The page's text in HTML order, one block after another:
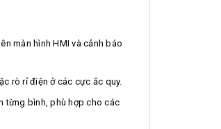
màn hình HMI và cảnh báo
rò rỉ điện ở các cực ắc quy.
từng bình, phù hợp cho các